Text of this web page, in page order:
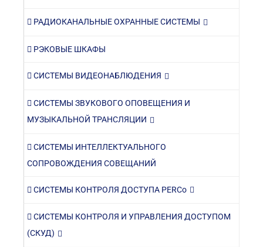
РАДИОКАНАЛЬНЫЕ ОХРАННЫЕ СИСТЕМЫ
РЭКОВЫЕ ШКАФЫ
СИСТЕМЫ ВИДЕОНАБЛЮДЕНИЯ
СИСТЕМЫ ЗВУКОВОГО ОПОВЕЩЕНИЯ И
МУЗЫКАЛЬНОЙ ТРАНСЛЯЦИИ
СИСТЕМЫ ИНТЕЛЛЕКТУАЛЬНОГО
СОПРОВОЖДЕНИЯ СОВЕЩАНИЙ
СИСТЕМЫ КОНТРОЛЯ ДОСТУПА PERCo
СИСТЕМЫ КОНТРОЛЯ И УПРАВЛЕНИЯ ДОСТУПОМ
(СКУД)